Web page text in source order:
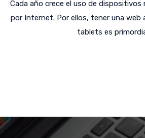
Cada año crece el uso de dispositivos
por Internet. Por ellos, tener una web
tablets es